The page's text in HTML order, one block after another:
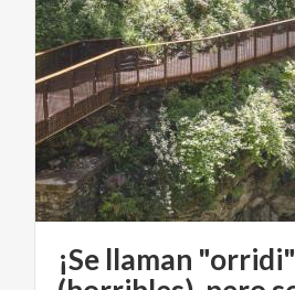
¡Se llaman "orridi"